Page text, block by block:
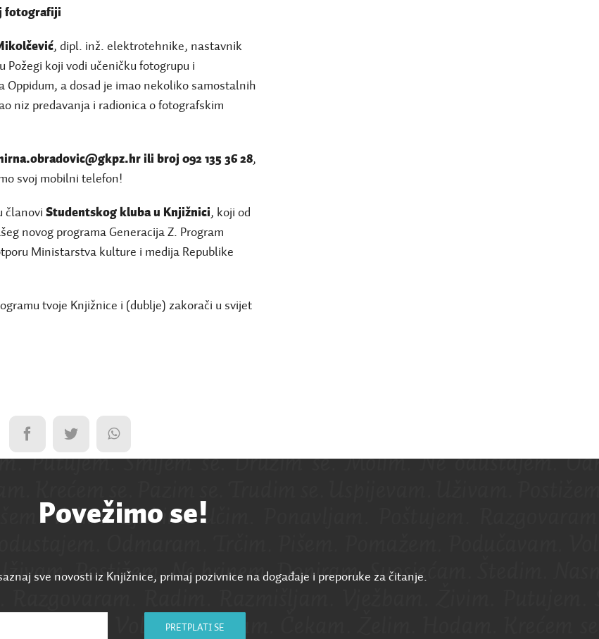
fotografiji
, dipl. inž. elektrotehnike, nastavnik
Požegi koji vodi učeničku fotogrupu i
Oppidum, a dosad je imao nekoliko samostalnih
niz predavanja i radionica o fotografskim
ili broj 092 135 36 28,
svoj mobilni telefon!
članoviStudentskog kluba u Knjižnici, koji od
novog programa Generacija Z. Program
Ministarstva kulture i medija Republike
tvoje Knjižnice i (dublje) zakorači u svijet
Povežimo se!
sve novosti iz Knjižnice, primaj pozivnice na događaje i preporuke za čitanje.
PRETPLATI SE